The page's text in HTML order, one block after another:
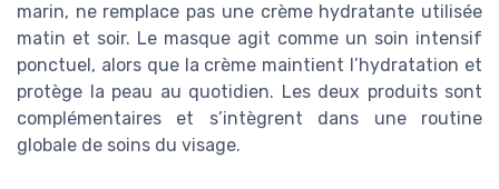
marin, ne remplace pas une crème hydratante utilisée
matin et soir. Le masque agit comme un soin intensif
ponctuel, alors que la crème maintient l’hydratation et
protège la peau au quotidien. Les deux produits sont
complémentaires et s’intègrent dans une routine
globale de soins du visage.